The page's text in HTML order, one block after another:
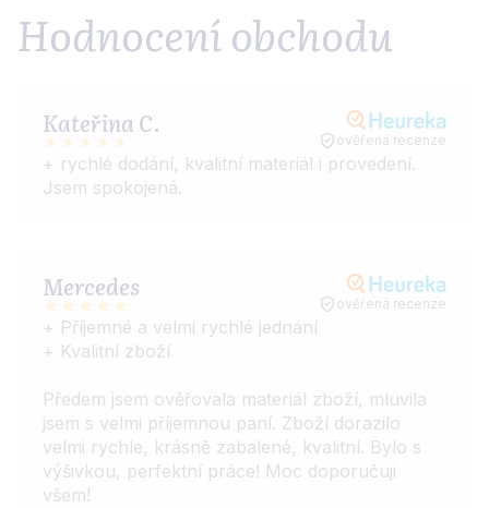
Hodnocení obchodu
Kateřina C.
ověřená recenze
+ rychlé dodání, kvalitní materiál i provedení.
Jsem spokojená.
Mercedes
ověřená recenze
+ Příjemné a velmi rychlé jednání
+ Kvalitní zboží
Předem jsem ověřovala materiál zboží, mluvila
jsem s velmi příjemnou paní. Zboží dorazilo
velmi rychle, krásně zabalené, kvalitní. Bylo s
výšivkou, perfektní práce! Moc doporučuji
všem!